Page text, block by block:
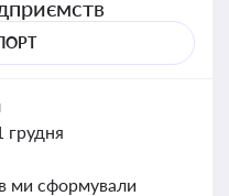
грудня
ми сформували